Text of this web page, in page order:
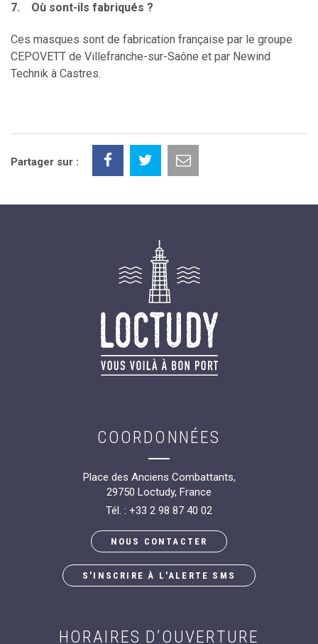
7. Où sont-ils fabriqués ?
Ces masques sont de fabrication française par le groupe
CEPOVETT de Villefranche-sur-Saône et par Newind
Technik à Castres.
Partager sur :
COORDONNÉES
Place des Anciens Combattants,
29750 Loctudy, France
Tél. : +33 2 98 87 40 02
NOUS CONTACTER
S'INSCRIRE À L'ALERTE SMS
HORAIRES D’OUVERTURE